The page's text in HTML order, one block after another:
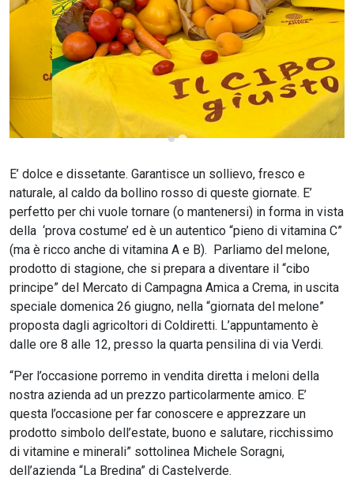
E’ dolce e dissetante. Garantisce un sollievo, fresco e
naturale, al caldo da bollino rosso di queste giornate. E’
perfetto per chi vuole tornare (o mantenersi) in forma in vista
della ‘prova costume’ ed è un autentico “pieno di vitamina C”
(ma è ricco anche di vitamina A e B). Parliamo del melone,
prodotto di stagione, che si prepara a diventare il “cibo
principe” del Mercato di Campagna Amica a Crema, in uscita
speciale domenica 26 giugno, nella “giornata del melone”
proposta dagli agricoltori di Coldiretti. L’appuntamento è
dalle ore 8 alle 12, presso la quarta pensilina di via Verdi.
“Per l’occasione porremo in vendita diretta i meloni della
nostra azienda ad un prezzo particolarmente amico. E’
questa l’occasione per far conoscere e apprezzare un
prodotto simbolo dell’estate, buono e salutare, ricchissimo
di vitamine e minerali” sottolinea Michele Soragni,
dell’azienda “La Bredina” di Castelverde.